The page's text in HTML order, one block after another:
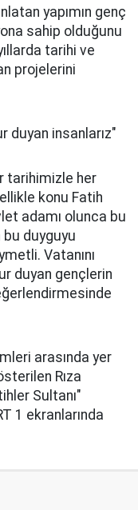
yapımın genç
sahip olduğunu
tarihi ve
projelerini
duyan insanlarız"
tarihimizle her
konu Fatih
adamı olunca bu
bu duyguyu
Vatanını
duyan gençlerin
arasında yer
Rıza
Sultanı"
1 ekranlarında